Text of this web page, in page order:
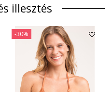
illesztés
-30%